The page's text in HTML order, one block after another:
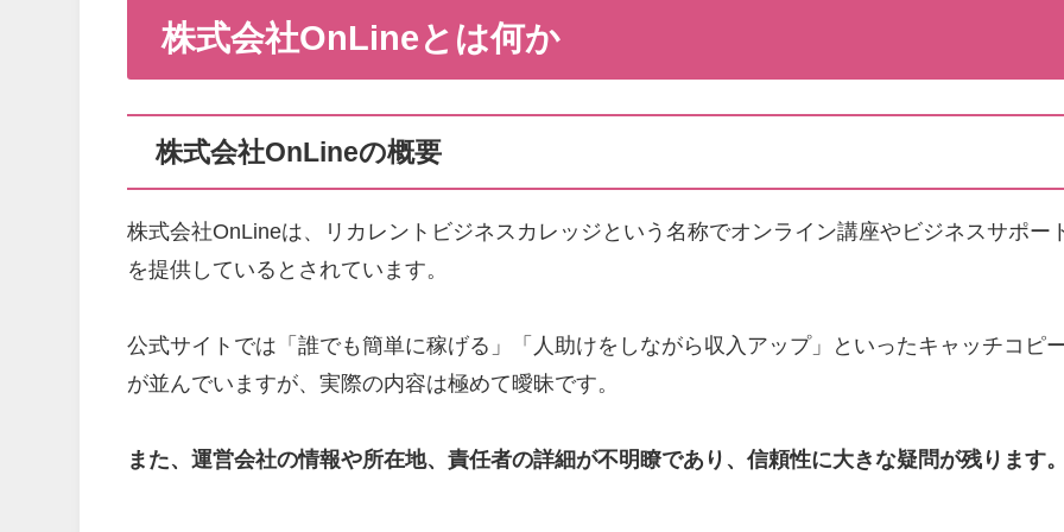
株式会社OnLineとは何か
株式会社OnLineの概要
株式会社OnLineは、リカレントビジネスカレッジという名称でオンライン講座やビジネスサポー
を提供しているとされています。
公式サイトでは「誰でも簡単に稼げる」「人助けをしながら収入アップ」といったキャッチコピ
が並んでいますが、実際の内容は極めて曖昧です。
また、運営会社の情報や所在地、責任者の詳細が不明瞭であり、信頼性に大きな疑問が残ります。